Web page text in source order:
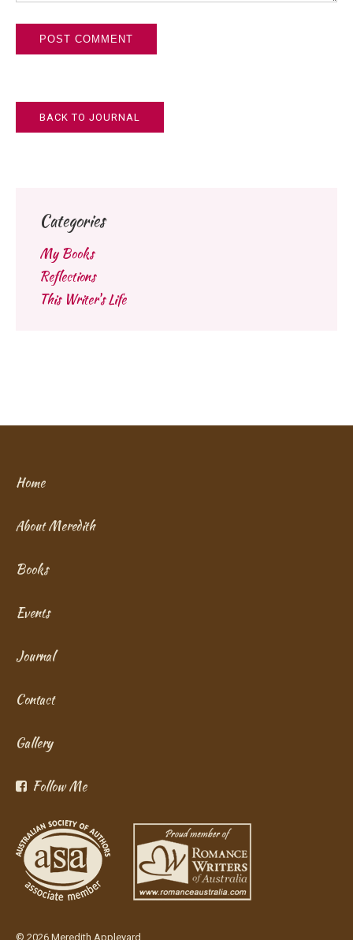
BACK TO JOURNAL
Categories
My Books
Reflections
This Writer's Life
Home
About Meredith
Books
Events
Journal
Contact
Gallery
Follow Me
© 2026 Meredith Appleyard